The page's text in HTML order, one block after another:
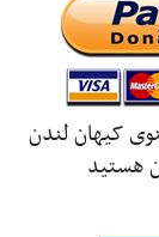
کیهان لندن
هستید